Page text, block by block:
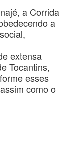
a Corrida
a
extensa
Tocantins,
esses
como o